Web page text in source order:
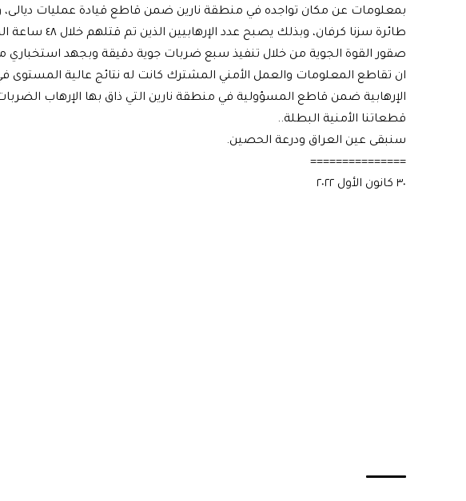
بمعلومات عن مكان تواجده في منطقة نارين ضمن قاطع قيادة عمليات
صقور القوة الجوية من خلال تنفيذ سبع ضربات جوية دقيقة وبجهد استخباري
ان تقاطع المعلومات والعمل الأمني المشترك كانت له نتائج عالية
الإرهابية ضمن قاطع المسؤولية في منطقة نارين التي ذاق بها الإرهاب
قطعاتنا الأمنية البطلة..
سنبقى عين العراق ودرعة الحصين.
===============
٣٠ كانون الأول ٢٠٢٢